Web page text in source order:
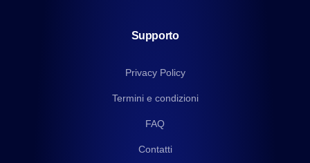
Supporto
Privacy Policy
Termini e condizioni
FAQ
Contatti